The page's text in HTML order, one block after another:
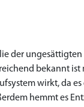
der
bekannt ist
wirkt, da
hemmt es